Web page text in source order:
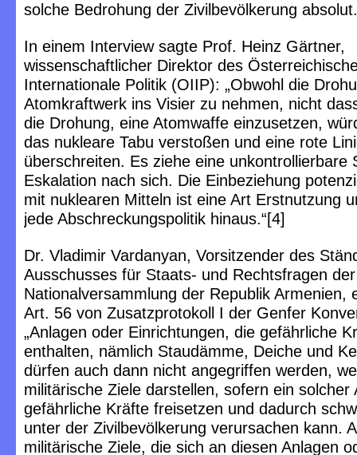
solche Bedrohung der Zivilbevölkerung
In einem Interview sagte Prof. Heinz Gärtner,
wissenschaftlicher Direktor des
Internationale Politik (OIIP): „Obwohl die
Atomkraftwerk ins Visier zu nehmen, nicht
die Drohung, eine Atomwaffe einzusetzen,
das nukleare Tabu verstoßen und eine rote
überschreiten. Es ziehe eine unkontrollierbare
Eskalation nach sich. Die Einbeziehung
mit nuklearen Mitteln ist eine Art Erstnutzung
jede Abschreckungspolitik hinaus.“[4]
Dr. Vladimir Vardanyan, Vorsitzender des
Ausschusses für Staats- und Rechtsfragen der
Nationalversammlung der Republik Armenien,
Art. 56 von Zusatzprotokoll I der Genfer
„Anlagen oder Einrichtungen, die gefährliche
enthalten, nämlich Staudämme, Deiche und
dürfen auch dann nicht angegriffen werden,
militärische Ziele darstellen, sofern ein solcher
gefährliche Kräfte freisetzen und dadurch
unter der Zivilbevölkerung verursachen kann.
militärische Ziele, die sich an diesen Anlagen